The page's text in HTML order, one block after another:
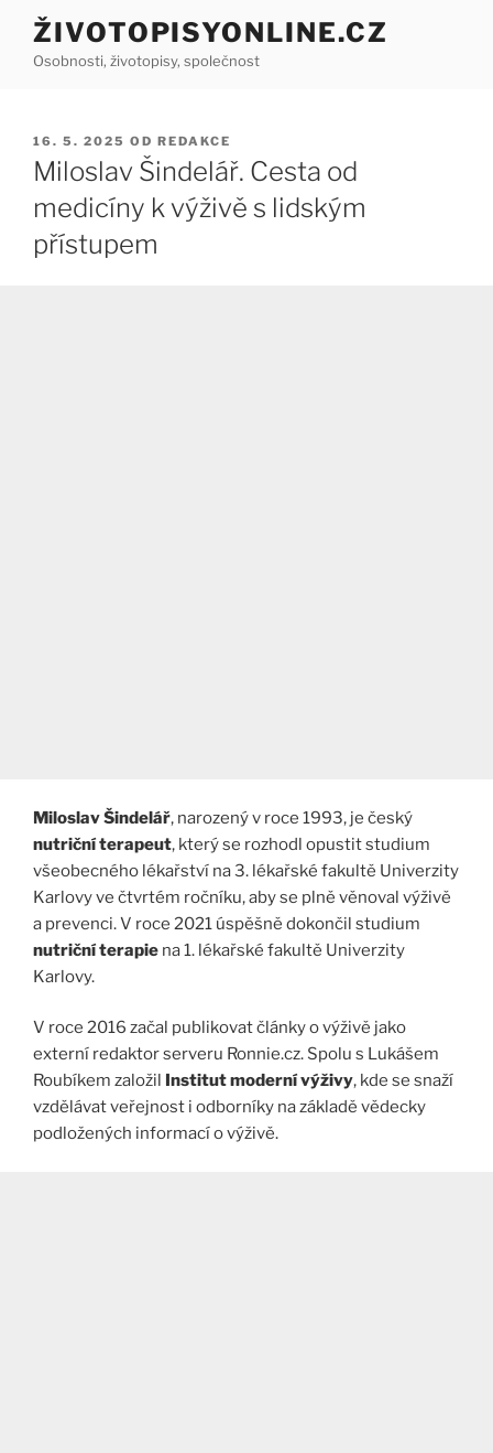
Přejít
obsahu
ŽIVOTOPISYONLINE.CZ
Osobnosti, životopisy, společnost
PUBLIKOVÁNO
16. 5. 2025 OD REDAKCE
Miloslav Šindelář. Cesta od
medicíny k výživě s lidským
přístupem
Miloslav Šindelář, narozený v roce 1993, je český
nutriční terapeut, který se rozhodl opustit studium
všeobecného lékařství na 3. lékařské fakultě Univerzity
Karlovy ve čtvrtém ročníku, aby se plně věnoval výživě
a prevenci. V roce 2021 úspěšně dokončil studium
nutriční terapie na 1. lékařské fakultě Univerzity
Karlovy.
V roce 2016 začal publikovat články o výživě jako
externí redaktor serveru Ronnie.cz. Spolu s Lukášem
Roubíkem založil Institut moderní výživy, kde se snaží
vzdělávat veřejnost i odborníky na základě vědecky
podložených informací o výživě.